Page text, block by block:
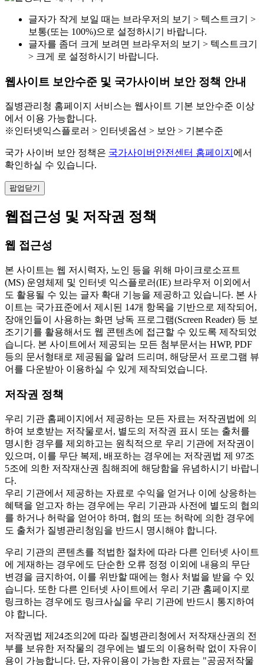
글자가 작게 보일 때는 브라우저의 보기 > 텍스트크기 >
보통(또는 100%)으로 설정하시기 바랍니다.
글자를 좀더 크게 보려면 브라우저의 보기 > 텍스트크기
> 크게 로 설정하시기 바랍니다.
웹사이트 보안수준 및 국가사이버 보안 정책 안내
질병관리청 홈페이지 서비스는 웹사이트 기본 보안수준 이상
에서 이용 가능합니다.
※인터넷익스플로러 > 인터넷옵션 > 보안 > 기본수준
국가 사이버 보안 정책은 국가사이버안전센터 홈페이지 에서
확인하실 수 있습니다.
팝업닫기
웹접근성 및 저작권 정책
웹 접근성
본 사이트는 웹 저시력자, 노인 등을 위해 마이크로소프트
(MS) 운영체제 및 인터넷 익스플로러(IE) 브라우저 이외에서
도 활용될 수 있는 글자 확대 기능을 제공하고 있습니다. 본 사
이트는 국가표준에서 제시된 14개 항목을 기반으로 제작되어,
장애인들이 사용하는 화면 낭독 프로그램(Screen Reader) 등 보
조기기를 활용해서도 웹 콘텐츠에 접근할 수 있도록 제작되었
습니다. 본 사이트에서 제공되는 모든 첨부문서는 HWP, PDF
등의 문서형태로 제공됨을 알려 드리며, 해당문서 프로그램 뷰
어를 다운받아 이용하실 수 있게 제작되었습니다.
저작권 정책
우리 기관 홈페이지에서 제공하는 모든 자료는 저작권법에 의
하여 보호받는 저작물로서, 별도의 저작권 표시 또는 출처를
명시한 경우를 제외하고는 원칙적으로 우리 기관에 저작권이
있으며, 이를 무단 복제, 배포하는 경우에는 저작권법 제 97조
5조에 의한 저작재산권 침해죄에 해당함을 유념하시기 바랍니
다.
우리 기관에서 제공하는 자료로 수익을 얻거나 이에 상응하는
혜택을 얻고자 하는 경우에는 우리 기관과 사전에 별도의 협의
를 하거나 허락을 얻어야 하며, 협의 또는 허락에 의한 경우에
도 출처가 질병관리청임을 반드시 명시해야 합니다.
우리 기관의 콘텐츠를 적법한 절차에 따라 다른 인터넷 사이트
에 게재하는 경우에도 단순한 오류 정정 이외에 내용의 무단
변경을 금지하여, 이를 위반할 때에는 형사 처벌을 받을 수 있
습니다. 또한 다른 인터넷 사이트에서 우리 기관 홈페이지로
링크하는 경우에도 링크사실을 우리 기관에 반드시 통지하여
야 합니다.
저작권법 제24조의2에 따라 질병관리청에서 저작재산권의 전
부를 보유한 저작물의 경우에는 별도의 이용허락 없이 자유이
용이 가능합니다. 단, 자유이용이 가능한 자료는 "공공저작물